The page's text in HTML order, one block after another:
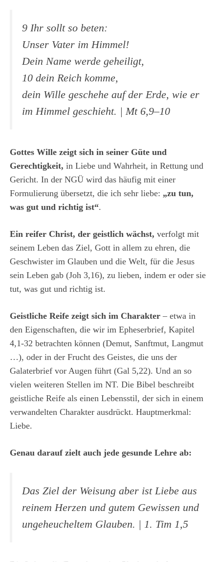
9 Ihr sollt so beten:
Unser Vater im Himmel!
Dein Name werde geheiligt,
10 dein Reich komme,
dein Wille geschehe auf der Erde, wie er
im Himmel geschieht. | Mt 6,9–10
Gottes Wille zeigt sich in seiner Güte und
Gerechtigkeit, in Liebe und Wahrheit, in Rettung und
Gericht. In der NGÜ wird das häufig mit einer
Formulierung übersetzt, die ich sehr liebe: „zu tun,
was gut und richtig ist“.
Ein reifer Christ, der geistlich wächst, verfolgt mit
seinem Leben das Ziel, Gott in allem zu ehren, die
Geschwister im Glauben und die Welt, für die Jesus
sein Leben gab (Joh 3,16), zu lieben, indem er oder sie
tut, was gut und richtig ist.
Geistliche Reife zeigt sich im Charakter – etwa in
den Eigenschaften, die wir im Epheserbrief, Kapitel
4,1-32 betrachten können (Demut, Sanftmut, Langmut
…), oder in der Frucht des Geistes, die uns der
Galaterbrief vor Augen führt (Gal 5,22). Und an so
vielen weiteren Stellen im NT. Die Bibel beschreibt
geistliche Reife als einen Lebensstil, der sich in einem
verwandelten Charakter ausdrückt. Hauptmerkmal:
Liebe.
Genau darauf zielt auch jede gesunde Lehre ab:
Das Ziel der Weisung aber ist Liebe aus
reinem Herzen und gutem Gewissen und
ungeheucheltem Glauben. | 1. Tim 1,5